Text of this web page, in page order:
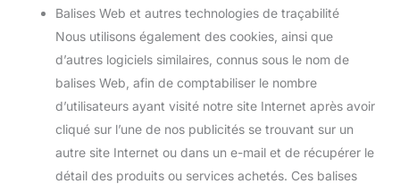
Balises Web et autres technologies de traçabilité
Nous utilisons également des cookies, ainsi que
d’autres logiciels similaires, connus sous le nom de
balises Web, afin de comptabiliser le nombre
d’utilisateurs ayant visité notre site Internet après avoir
cliqué sur l’une de nos publicités se trouvant sur un
autre site Internet ou dans un e-mail et de récupérer le
détail des produits ou services achetés. Ces balises